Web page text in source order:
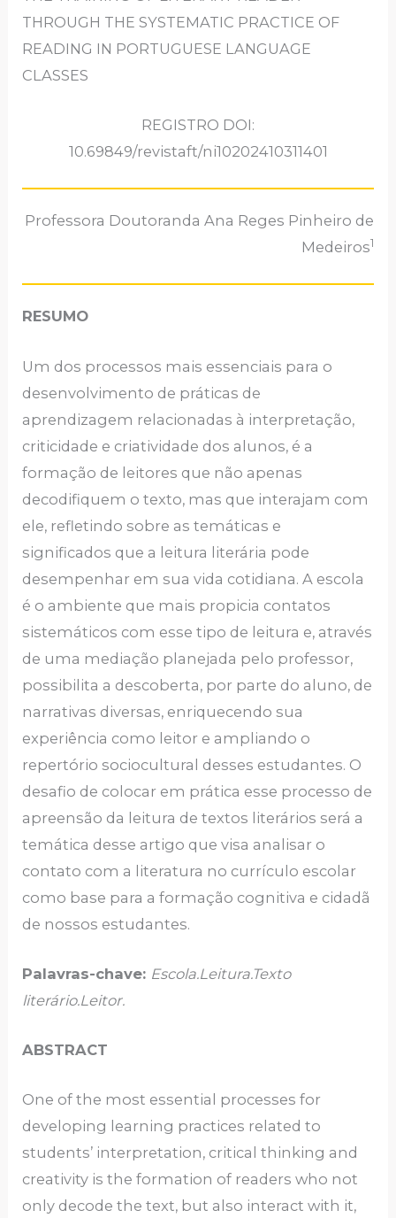
THROUGH THE SYSTEMATIC PRACTICE OF
READING IN PORTUGUESE LANGUAGE
CLASSES
REGISTRO DOI:
10.69849/revistaft/ni10202410311401
Professora Doutoranda Ana Reges Pinheiro de
Medeiros1
RESUMO
Um dos processos mais essenciais para o
desenvolvimento de práticas de
aprendizagem relacionadas à interpretação,
criticidade e criatividade dos alunos, é a
formação de leitores que não apenas
decodifiquem o texto, mas que interajam com
ele, refletindo sobre as temáticas e
significados que a leitura literária pode
desempenhar em sua vida cotidiana. A escola
é o ambiente que mais propicia contatos
sistemáticos com esse tipo de leitura e, através
de uma mediação planejada pelo professor,
possibilita a descoberta, por parte do aluno, de
narrativas diversas, enriquecendo sua
experiência como leitor e ampliando o
repertório sociocultural desses estudantes. O
desafio de colocar em prática esse processo de
apreensão da leitura de textos literários será a
temática desse artigo que visa analisar o
contato com a literatura no currículo escolar
como base para a formação cognitiva e cidadã
de nossos estudantes.
Palavras-chave: Escola.Leitura.Texto
literário.Leitor.
ABSTRACT
One of the most essential processes for
developing learning practices related to
students’ interpretation, critical thinking and
creativity is the formation of readers who not
only decode the text, but also interact with it,